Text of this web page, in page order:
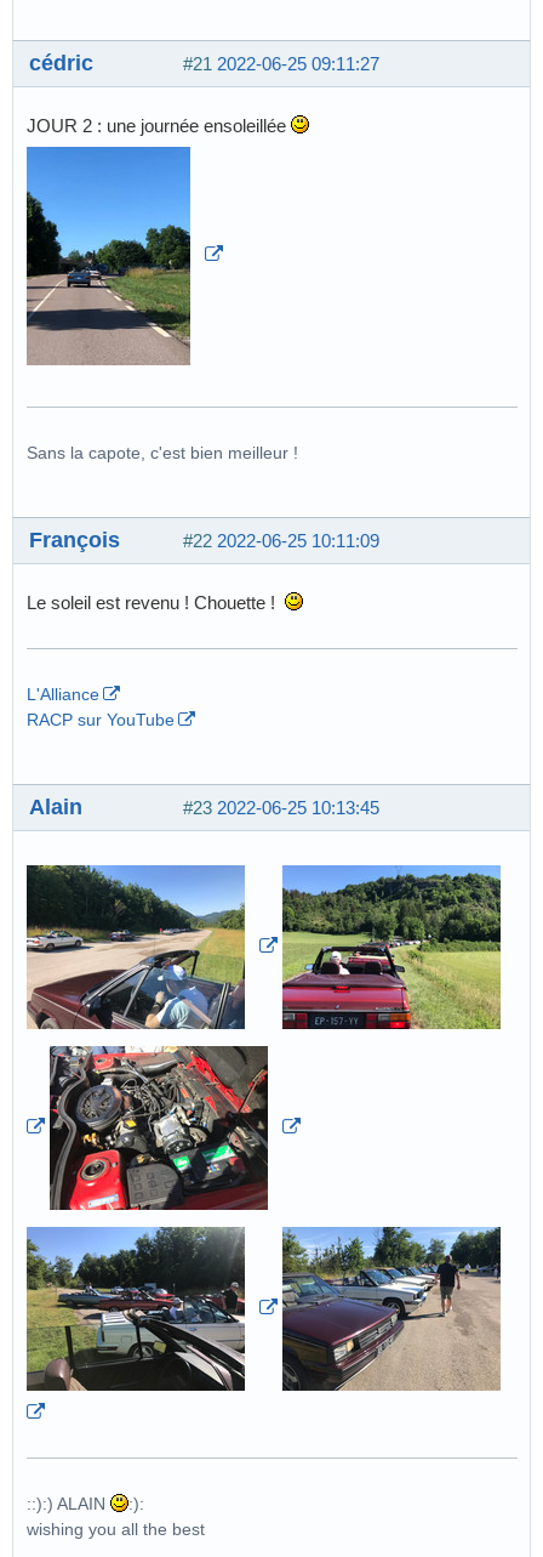
#21 2022-06-25 09:11:27
cédric
JOUR 2 : une journée ensoleillée
Sans la capote, c'est bien meilleur !
#22 2022-06-25 10:11:09
François
Le soleil est revenu ! Chouette !
L'Alliance
RACP sur YouTube
#23 2022-06-25 10:13:45
Alain
::):) ALAIN
:):
wishing you all the best